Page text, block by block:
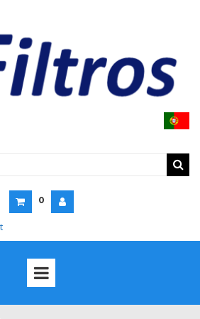
0